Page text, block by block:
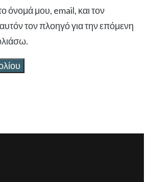
όνομά μου, email, και τον
τον πλοηγό για την επόμενη